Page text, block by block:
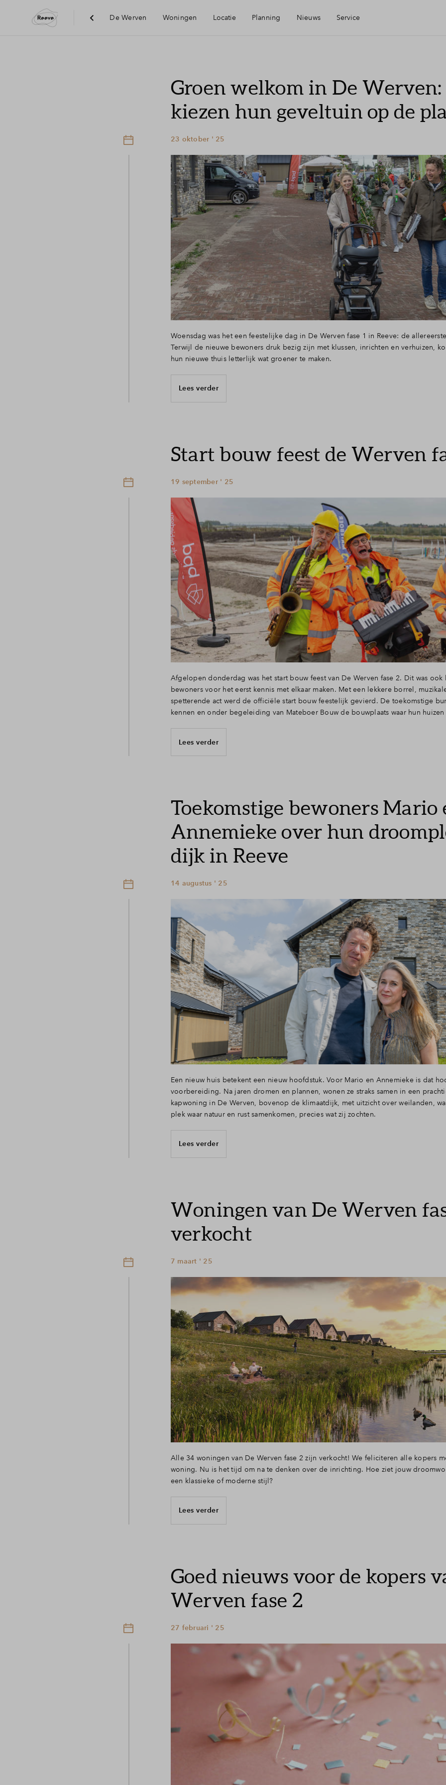
De Werven Woningen Locatie
Bereikbaarheid
Duurzaamheid
Planning Nieuws Service
Financiële check
Toewijzing
Woning kopen
Veelgestelde vragen
Contact
Groen welkom in De
kiezen hun geveltuin op de
23 oktober ' 25
Woensdag was het een feestelijke dag in De Werven fase 1 in Reeve: de
Terwijl de nieuwe bewoners druk bezig zijn met klussen, inrichten en verhuizen,
hun nieuwe thuis letterlijk wat groener te maken.
Lees verder
Start bouw feest de Werven
19 september ' 25
Afgelopen donderdag was het start bouw feest van De Werven fase 2. Dit was
bewoners voor het eerst kennis met elkaar maken. Met een lekkere borrel,
spetterende act werd de officiële start bouw feestelijk gevierd. De toekomstige
kennen en onder begeleiding van Mateboer Bouw de bouwplaats waar hun
Lees verder
Toekomstige bewoners Mario
Annemieke over hun
dijk in Reeve
14 augustus ' 25
Een nieuw huis betekent een nieuw hoofdstuk. Voor Mario en Annemieke is dat
voorbereiding. Na jaren dromen en plannen, wonen ze straks samen in een
kapwoning in De Werven, bovenop de klimaatdijk, met uitzicht over weilanden,
plek waar natuur en rust samenkomen, precies wat zij zochten.
Lees verder
Woningen van De Werven
verkocht
7 maart ' 25
Alle 34 woningen van De Werven fase 2 zijn verkocht! We feliciteren alle kopers
woning. Nu is het tijd om na te denken over de inrichting. Hoe ziet jouw
een klassieke of moderne stijl?
Lees verder
Goed nieuws voor de kopers
Werven fase 2
27 februari ' 25